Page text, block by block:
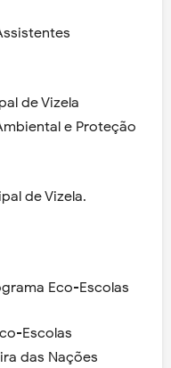
de Vizela
e Proteção
de Vizela.
Eco-Escolas
Escolas
das Nações